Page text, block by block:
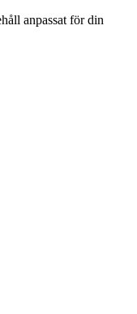
anpassat för din